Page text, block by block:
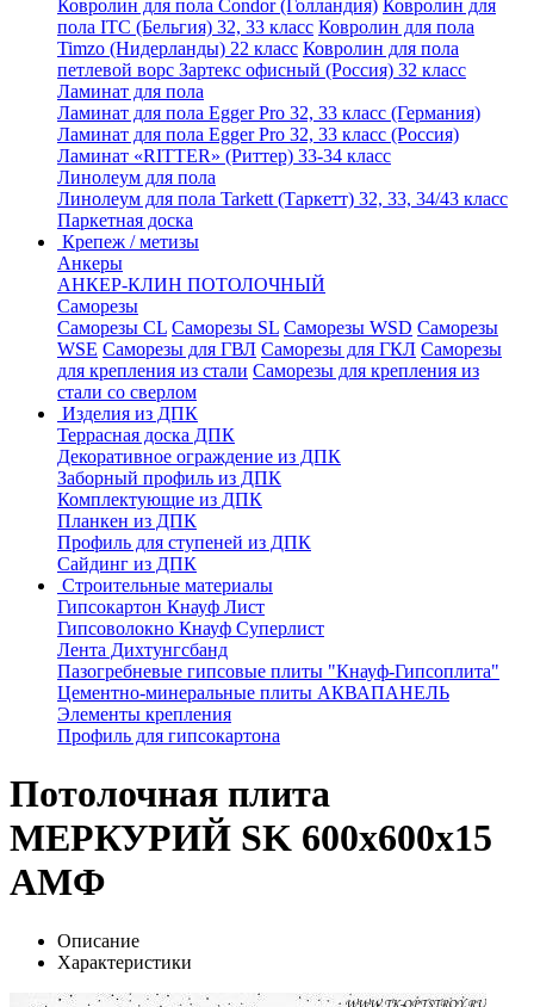
Ковролин для пола Condor (Голландия) Ковролин для
пола ITC (Бельгия) 32, 33 класс Ковролин для пола
Timzo (Нидерланды) 22 класс Ковролин для пола
петлевой ворс Зартекс офисный (Россия) 32 класс
Ламинат для пола
Ламинат для пола Egger Pro 32, 33 класс (Германия)
Ламинат для пола Egger Pro 32, 33 класс (Россия)
Ламинат «RITTER» (Риттер) 33-34 класс
Линолеум для пола
Линолеум для пола Tarkett (Таркетт) 32, 33, 34/43 класс
Паркетная доска
Крепеж / метизы
Анкеры
АНКЕР-КЛИН ПОТОЛОЧНЫЙ
Саморезы
Саморезы CL Саморезы SL Саморезы WSD Саморезы
WSE Саморезы для ГВЛ Саморезы для ГКЛ Саморезы
для крепления из стали Саморезы для крепления из
стали со сверлом
Изделия из ДПК
Террасная доска ДПК
Декоративное ограждение из ДПК
Заборный профиль из ДПК
Комплектующие из ДПК
Планкен из ДПК
Профиль для ступеней из ДПК
Сайдинг из ДПК
Строительные материалы
Гипсокартон Кнауф Лист
Гипсоволокно Кнауф Суперлист
Лента Дихтунгсбанд
Пазогребневые гипсовые плиты "Кнауф-Гипсоплита"
Цементно-минеральные плиты АКВАПАНЕЛЬ
Элементы крепления
Профиль для гипсокартона
Потолочная плита
МЕРКУРИЙ SK 600x600x15
АМФ
Описание
Характеристики